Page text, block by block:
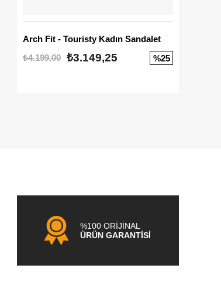
Arch Fit - Touristy Kadın Sandalet
₺4.199,00
₺3.149,25 %25
%100 ORİJİNAL
ÜRÜN GARANTİSİ